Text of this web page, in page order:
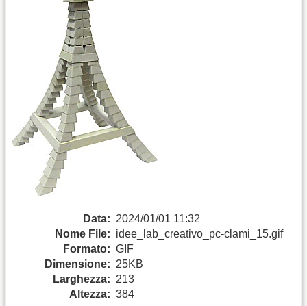
Data: 2024/01/01 11:32
Nome File: idee_lab_creativo_pc-clami_15.gif
Formato: GIF
Dimensione: 25KB
Larghezza: 213
Altezza: 384